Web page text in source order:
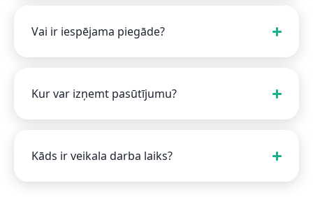
Vai ir iespējama piegāde?
Kur var izņemt pasūtījumu?
Kāds ir veikala darba laiks?